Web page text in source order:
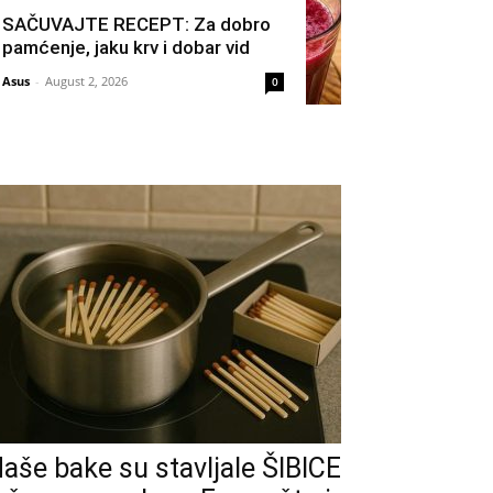
SAČUVAJTE RECEPT: Za dobro
pamćenje, jaku krv i dobar vid
Asus - August 2, 2026 0
bake su stavljale ŠIBICE